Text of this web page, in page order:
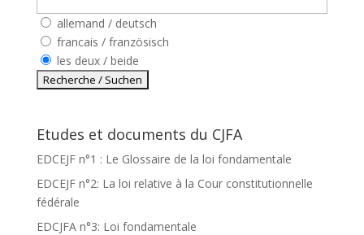
allemand / deutsch
francais / französisch
les deux / beide
Etudes et documents du CJFA
EDCEJF n°1 : Le Glossaire de la loi fondamentale
EDCEJF n°2: La loi relative à la Cour constitutionnelle
fédérale
EDCJFA n°3: Loi fondamentale